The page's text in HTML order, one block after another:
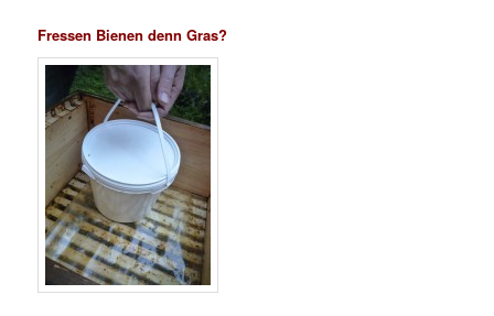
Fressen Bienen denn Gras?